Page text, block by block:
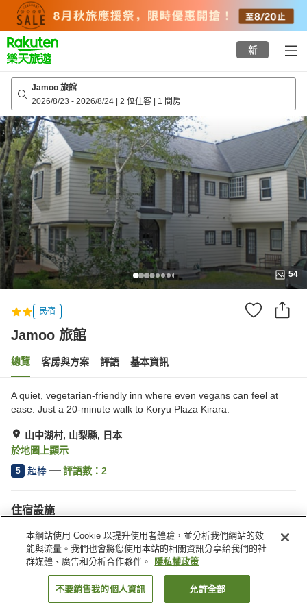
top
page
新
Jamoo 旅館
2026/8/23 - 2026/8/24 | 2 位住客 | 1 間房
54
民宿
Jamoo 旅館
總覽 客房與方案 評語 基本資訊
A quiet, vegetarian-friendly inn where even vegans can feel at
ease. Just a 20-minute walk to Koryu Plaza Kirara.
山中湖村, 山梨縣, 日本
於地圖上顯示
5 超棒 評語數： 2
住宿設施
停車場
首頁 日本 山梨縣 山中湖村 Jamoo 旅館
找客房
本網站使用 Cookie 以提升使用者體驗，並分析我們網站的效
能與流量。我們也會將您使用本站的相關資訊分享給我們的社
群媒體、廣告和分析合作夥伴。
隱私權政策
不要銷售我的個人資訊 允許全部